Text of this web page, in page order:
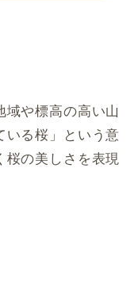
域や標高の高い山
いる桜」という意
桜の美しさを表現